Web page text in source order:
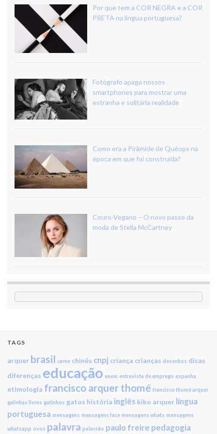
Por que tem a COR NEGRA e a COR
PRETA na língua portuguesa?
Fotógrafo apaga nossos
smartphones para mostrar uma
estranha e solitária realidade
Como era a Pirâmide de Quéops na
época em que foi construída?
Couro-Vegano – O novo passo da
moda de Stella McCartney
TAGS
arquer brasil carne chinês cnpj criança crianças desenhos dicas
diferenças educação enem entrevista de emprego espanha
etimologia francisco arquer thomé francisco thomé arquer
galinhas livres gatinhos gatos história inglês kiko arquer língua
portuguesa mensagens mensagens face mensagens whats mensagens
whatsapp ovos palavra palavrão paulo freire pedagogia